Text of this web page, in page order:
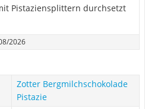
Pistaziensplittern durchsetzt
2026
Zotter Bergmilchschokolade
Pistazie